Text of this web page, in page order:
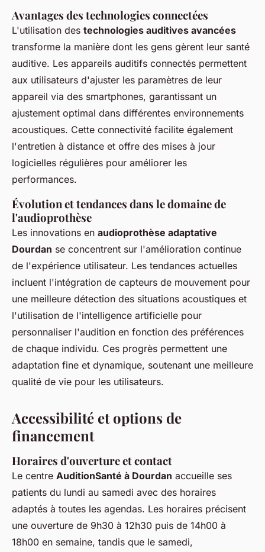
Avantages des technologies connectées
L'utilisation des technologies auditives avancées
transforme la manière dont les gens gèrent leur santé
auditive. Les appareils auditifs connectés permettent
aux utilisateurs d'ajuster les paramètres de leur
appareil via des smartphones, garantissant un
ajustement optimal dans différentes environnements
acoustiques. Cette connectivité facilite également
l'entretien à distance et offre des mises à jour
logicielles régulières pour améliorer les
performances.
Évolution et tendances dans le domaine de
l'audioprothèse
Les innovations en audioprothèse adaptative
Dourdan se concentrent sur l'amélioration continue
de l'expérience utilisateur. Les tendances actuelles
incluent l'intégration de capteurs de mouvement pour
une meilleure détection des situations acoustiques et
l'utilisation de l'intelligence artificielle pour
personnaliser l'audition en fonction des préférences
de chaque individu. Ces progrès permettent une
adaptation fine et dynamique, soutenant une meilleure
qualité de vie pour les utilisateurs.
Accessibilité et options de
financement
Horaires d'ouverture et contact
Le centre AuditionSanté à Dourdan accueille ses
patients du lundi au samedi avec des horaires
adaptés à toutes les agendas. Les horaires précisent
une ouverture de 9h30 à 12h30 puis de 14h00 à
18h00 en semaine, tandis que le samedi,